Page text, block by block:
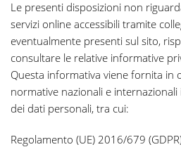
Le presenti disposizioni non
servizi online accessibili tramite
eventualmente presenti sul sito,
consultare le relative informative
Questa informativa viene fornita in
normative nazionali e
dei dati personali, tra cui:
Regolamento (UE) 2016/679